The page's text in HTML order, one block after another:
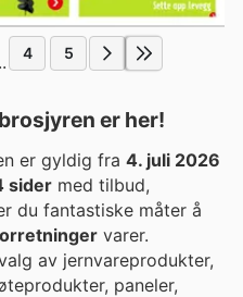
4 5
er her!
er gyldig fra 4. juli 2026
sider med tilbud,
du fantastiske måter å
varer.
av jernvareprodukter,
paneler,